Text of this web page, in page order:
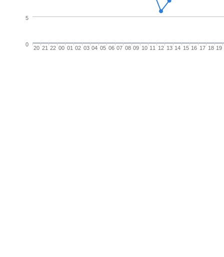
20 21 22 00 01 02 03 04 05 06 07 08 09 10 11 12 13 14 15 16 17 18 19
0
5